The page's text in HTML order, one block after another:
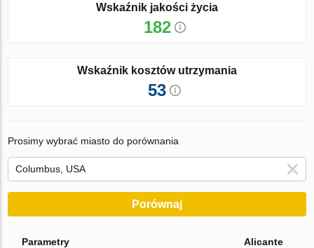
Wskaźnik jakości życia
182
Wskaźnik kosztów utrzymania
53
Prosimy wybrać miasto do porównania
Porównaj
Parametry Alicante